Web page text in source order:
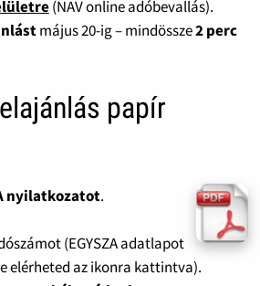
(NAV online adóbevallás).
május 20-ig – mindössze2 perc
papír
nyilatkozatot.
(EGYSZA adatlapot
elérheted az ikonra kattintva).